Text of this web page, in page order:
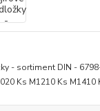
- sortiment DIN -
Ks M1210 Ks M1410